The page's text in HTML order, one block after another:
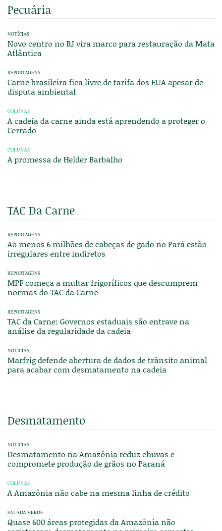
Pecuária
NOTÍCIAS
Novo centro no RJ vira marco para restauração da Mata
Atlântica
REPORTAGENS
Carne brasileira fica livre de tarifa dos EUA apesar de
disputa ambiental
COLUNAS
A cadeia da carne ainda está aprendendo a proteger o
Cerrado
COLUNAS
A promessa de Helder Barbalho
TAC Da Carne
REPORTAGENS
Ao menos 6 milhões de cabeças de gado no Pará estão
irregulares entre indiretos
REPORTAGENS
MPF começa a multar frigoríficos que descumprem
normas do TAC da Carne
REPORTAGENS
TAC da Carne: Governos estaduais são entrave na
análise da regularidade da cadeia
NOTÍCIAS
Marfrig defende abertura de dados de trânsito animal
para acabar com desmatamento na cadeia
Desmatamento
NOTÍCIAS
Desmatamento na Amazônia reduz chuvas e
compromete produção de grãos no Paraná
COLUNAS
A Amazônia não cabe na mesma linha de crédito
SALADA VERDE
Quase 600 áreas protegidas da Amazônia não